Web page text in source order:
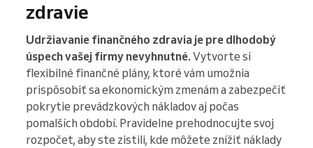
zdravie
Udržiavanie finančného zdravia je pre dlhodobý
úspech vašej firmy nevyhnutné.Vytvorte si
flexibilné finančné plány, ktoré vám umožnia
prispôsobiť sa ekonomickým zmenám a zabezpečiť
pokrytie prevádzkových nákladov aj počas
pomalších období. Pravidelne prehodnocujte svoj
rozpočet, aby ste zistili, kde môžete znížiť náklady